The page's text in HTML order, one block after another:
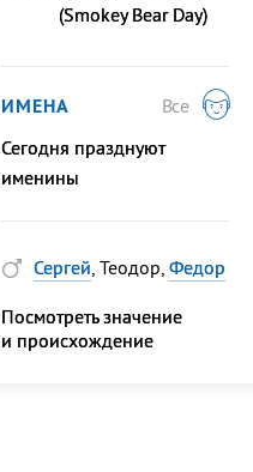
(Smokey Bear Day)
ИМЕНА
Все
Сегодня празднуют
именины
Сергей, Теодор, Федор
Посмотреть значение
и происхождение